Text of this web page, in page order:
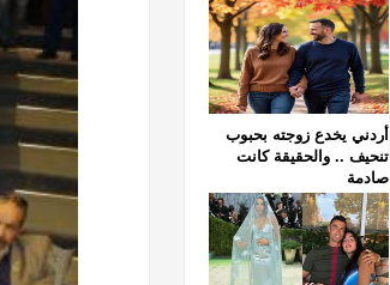
أردني يخدع زوجته بحبوب
تنحيف .. والحقيقة كانت
صادمة